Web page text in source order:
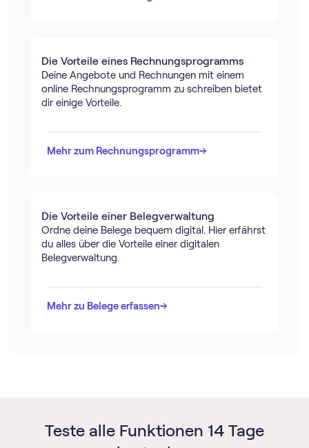
Die Vorteile eines Rechnungs­programms
Deine Angebote und Rechnungen mit einem
online Rechnungs­programm zu schreiben bietet
dir einige Vorteile.
Mehr zum Rechnungs­programm→
→
Die Vorteile einer Belegverwaltung
Ordne deine Belege bequem digital. Hier erfährst
du alles über die Vorteile einer digitalen
Belegverwaltung.
Mehr zu Belege erfassen→
→
Teste alle Funktionen 14 Tage